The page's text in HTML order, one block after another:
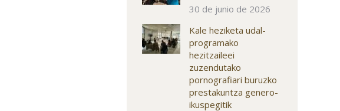
30 de junio de 2026
Kale heziketa udal-
programako
hezitzaileei
zuzendutako
pornografiari buruzko
prestakuntza genero-
ikuspegitik